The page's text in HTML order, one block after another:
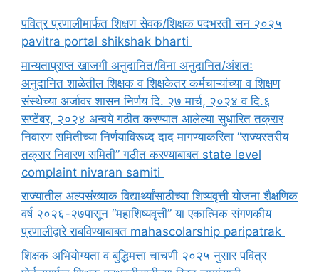
पवित्र प्रणालीमार्फत शिक्षण सेवक/शिक्षक पदभरती सन २०२५
pavitra portal shikshak bharti
मान्यताप्राप्त खाजगी अनुदानित/विना अनुदानित/अंशतः
अनुदानित शाळेतील शिक्षक व शिक्षकेतर कर्मचाऱ्यांच्या व शिक्षण
संस्थेच्या अर्जावर शासन निर्णय दि. २७ मार्च, २०२४ व दि.६
सप्टेंबर, २०२४ अन्वये गठीत करण्यात आलेल्या सुधारित तक्रार
निवारण समितीच्या निर्णयाविरूध्द दाद मागण्याकरिता “राज्यस्तरीय
तक्रार निवारण समिती” गठीत करण्याबाबत state level
complaint nivaran samiti
राज्यातील अल्पसंख्याक विद्यार्थ्यांसाठीच्या शिष्यवृत्ती योजना शैक्षणिक
वर्ष २०२६-२७पासून “महाशिष्यवृत्ती” या एकात्मिक संगणकीय
प्रणालीद्वारे राबविण्याबाबत mahascolarship paripatrak
शिक्षक अभियोग्यता व बुद्धिमत्ता चाचणी २०२५ नुसार पवित्र